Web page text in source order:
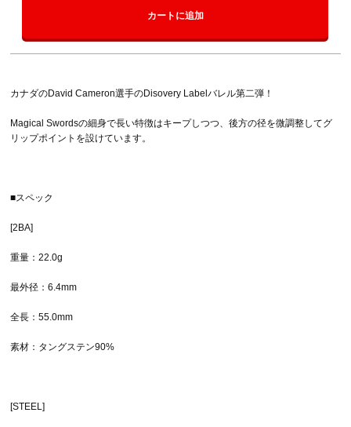
カートに追加
カナダのDavid Cameron選手のDisovery Labelバレル第二弾！
Magical Swordsの細身で長い特徴はキープしつつ、後方の径を微調整してグ
リップポイントを設けています。
■スペック
[2BA]
重量：22.0g
最外径：6.4mm
全長：55.0mm
素材：タングステン90%
[STEEL]